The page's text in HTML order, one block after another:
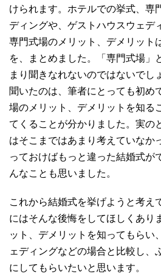
けられます。ホテルでの挙式、専
ディングや、ゲストハウスウェデ
専門式場のメリット、デメリット
を、まとめました。「専門式場」
まり聞きなれないのではないでし
聞いたのは、筆者にとっても初め
場のメリット、デメリットを知る
てくることが分かりました。実の
はそこまではあまり考えていなか
っておけばもっと違った結婚式が
んなことも思いました。
これから結婚式を挙げようと考え
にはそんな後悔をしてほしくあり
ット、デメリットを知ってもらい
ェディングなどの場合と比較し、
にしてもらいたいと思います。